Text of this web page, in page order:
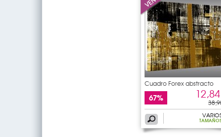
Cuadro Forex abstracto
67%